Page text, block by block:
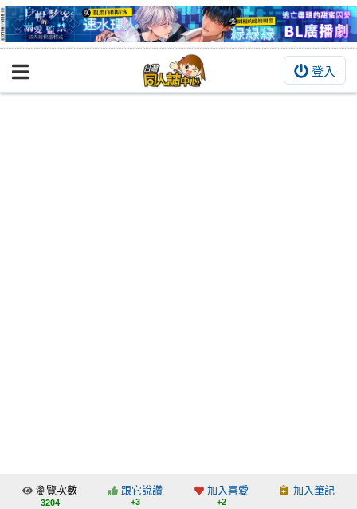
登入
BOOKY書集倉庫
交流中心
瀏覽次數
3204
跟它說讚
+3
加入喜愛
+2
加入筆記